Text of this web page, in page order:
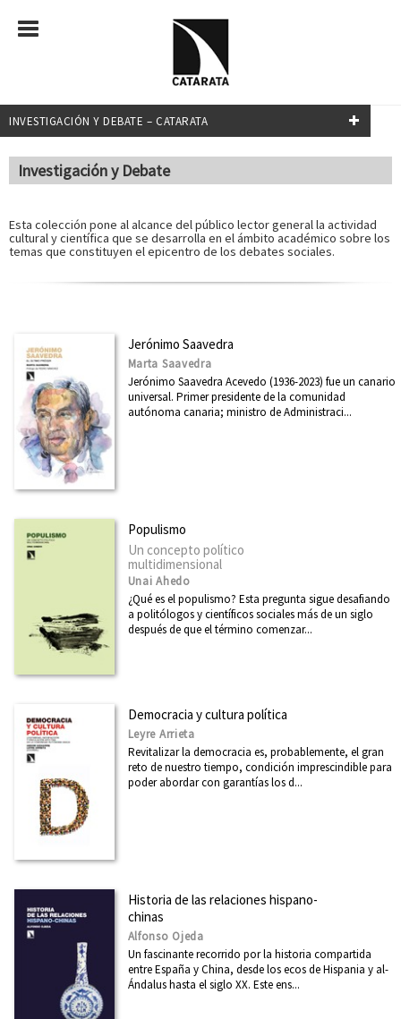
INVESTIGACIÓN Y DEBATE – CATARATA
FILTRADO POR:
MATERIAS
América Latina
Arquitectura
Asia
Cataluña
Cooperación y desarrollo
Divulgación científica
Educación
Ética
Euskadi
Feminismo
Filosofía
NUESTRAS COLECCIONES
Investigación y Debate
Esta colección pone al alcance del público lector general la actividad
cultural y científica que se desarrolla en el ámbito académico sobre los
temas que constituyen el epicentro de los debates sociales.
Jerónimo Saavedra
Marta Saavedra
Jerónimo Saavedra Acevedo (1936-2023) fue un canario
universal. Primer presidente de la comunidad
autónoma canaria; ministro de Administraci...
Populismo
Un concepto político
multidimensional
Unai Ahedo
¿Qué es el populismo? Esta pregunta sigue desafiando
a politólogos y científicos sociales más de un siglo
después de que el término comenzar...
Democracia y cultura política
Leyre Arrieta
Revitalizar la democracia es, probablemente, el gran
reto de nuestro tiempo, condición imprescindible para
poder abordar con garantías los d...
Historia de las relaciones hispano-
chinas
Alfonso Ojeda
Un fascinante recorrido por la historia compartida
entre España y China, desde los ecos de Hispania y al-
Ándalus hasta el siglo XX. Este ens...